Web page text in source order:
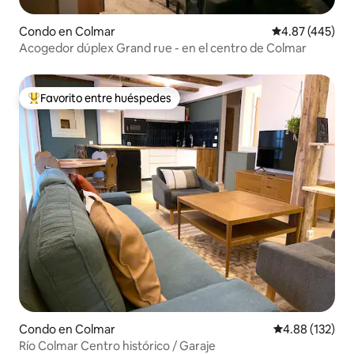
Condo en Colmar Calificación
4.87 (445)
Acogedor dúplex Grand rue - en el centro de Colmar
Favorito entre huéspedes preferido
Favorito entre huéspedes
Condo en Colmar Calificación
4.88 (132)
Río Colmar Centro histórico / Garaje